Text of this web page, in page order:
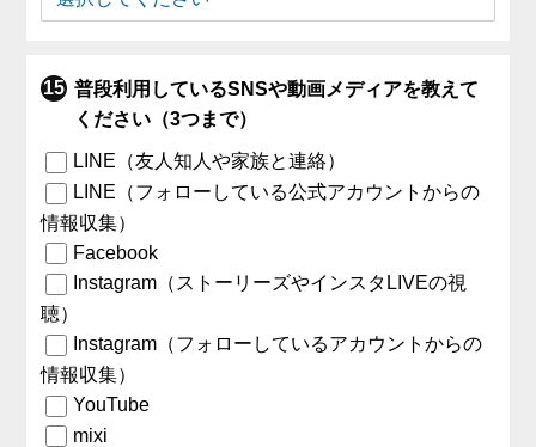
普段利用しているSNSや動画メディアを教えて
ください（3つまで）
LINE（友人知人や家族と連絡）
LINE（フォローしている公式アカウントからの
情報収集）
Facebook
Instagram（ストーリーズやインスタLIVEの視
聴）
Instagram（フォローしているアカウントからの
情報収集）
YouTube
mixi